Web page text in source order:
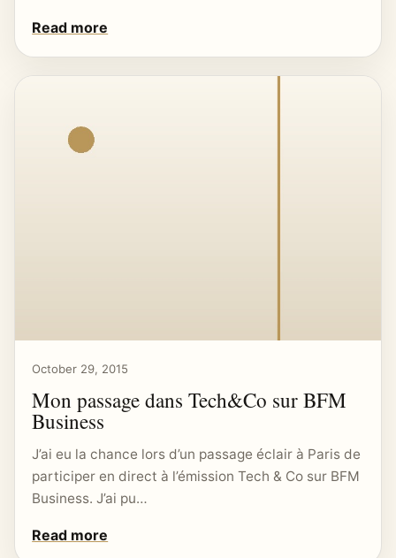
Read more
October 29, 2015
Mon passage dans Tech&Co sur BFM
Business
J’ai eu la chance lors d’un passage éclair à Paris de
participer en direct à l’émission Tech & Co sur BFM
Business. J’ai pu…
Read more